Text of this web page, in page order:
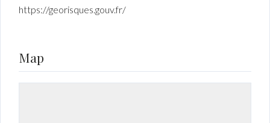
https://georisques.gouv.fr/
Map